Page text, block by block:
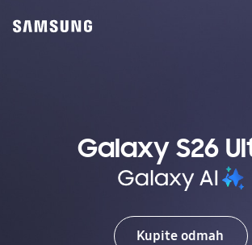
content
accessibility
Galaxy S26
Kupite odmah